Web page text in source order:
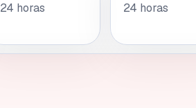
24 horas 24 horas